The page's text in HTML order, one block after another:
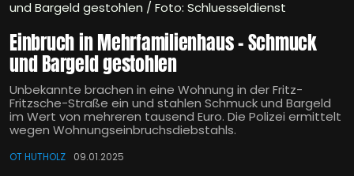
und Bargeld gestohlen / Foto: Schluesseldienst
Einbruch in Mehrfamilienhaus - Schmuck
und Bargeld gestohlen
Unbekannte brachen in eine Wohnung in der Fritz-
Fritzsche-Straße ein und stahlen Schmuck und Bargeld
im Wert von mehreren tausend Euro. Die Polizei ermittelt
wegen Wohnungseinbruchsdiebstahls.
OT HUTHOLZ 09.01.2025